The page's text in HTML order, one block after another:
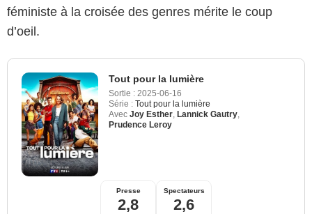
féministe à la croisée des genres mérite le coup
d’oeil.
Tout pour la lumière
Sortie : 2025-06-16
Série : Tout pour la lumière
Avec Joy Esther Lannick Gautry
Prudence Leroy
Presse
2,8
Spectateurs
2,6